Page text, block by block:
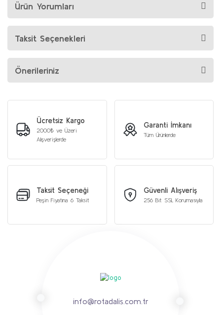
Ürün Yorumları
Taksit Seçenekleri
Önerileriniz
Ücretsiz Kargo
2000₺ ve Üzeri
Alışverişlerde
Garanti İmkanı
Tüm Ürünlerde
Taksit Seçeneği
Peşin Fiyatına 6 Taksit
Güvenli Alışveriş
256 Bit SSL Korumasıyla
info@rotadalis.com.tr